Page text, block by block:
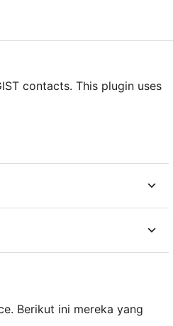
contacts. This plugin uses
Berikut ini mereka yang